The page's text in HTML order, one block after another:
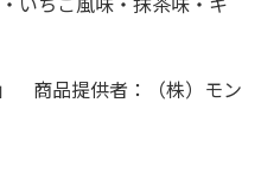
商品提供者：（株）モン